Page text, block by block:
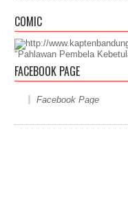
COMIC
"Pahlawan Pembela
FACEBOOK PAGE
Facebook Page